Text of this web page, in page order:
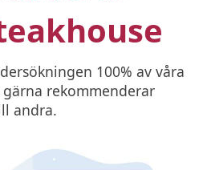
100% av våra
rekommenderar
andra.